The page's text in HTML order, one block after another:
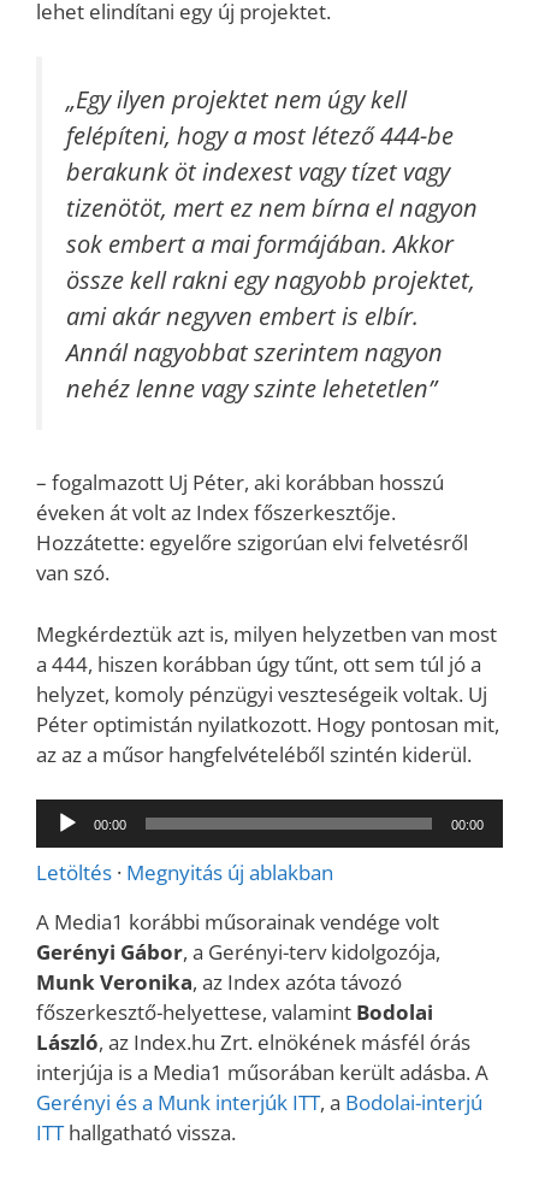
lehet elindítani egy új projektet.
„Egy ilyen projektet nem úgy kell
felépíteni, hogy a most létező 444-be
berakunk öt indexest vagy tízet vagy
tizenötöt, mert ez nem bírna el nagyon
sok embert a mai formájában. Akkor
össze kell rakni egy nagyobb projektet,
ami akár negyven embert is elbír.
Annál nagyobbat szerintem nagyon
nehéz lenne vagy szinte lehetetlen”
– fogalmazott Uj Péter, aki korábban hosszú
éveken át volt az Index főszerkesztője.
Hozzátette: egyelőre szigorúan elvi felvetésről
van szó.
Megkérdeztük azt is, milyen helyzetben van most
a 444, hiszen korábban úgy tűnt, ott sem túl jó a
helyzet, komoly pénzügyi veszteségeik voltak. Uj
Péter optimistán nyilatkozott. Hogy pontosan mit,
az az a műsor hangfelvételéből szintén kiderül.
Audió
lejátszó
00:00 00:00
Letöltés · Megnyitás új ablakban
A Media1 korábbi műsorainak vendége volt
Gerényi Gábor, a Gerényi-terv kidolgozója,
Munk Veronika, az Index azóta távozó
főszerkesztő-helyettese, valamint Bodolai
László, az Index.hu Zrt. elnökének másfél órás
interjúja is a Media1 műsorában került adásba. A
Gerényi és a Munk interjúk ITT, a Bodolai-interjú
ITThallgatható vissza.